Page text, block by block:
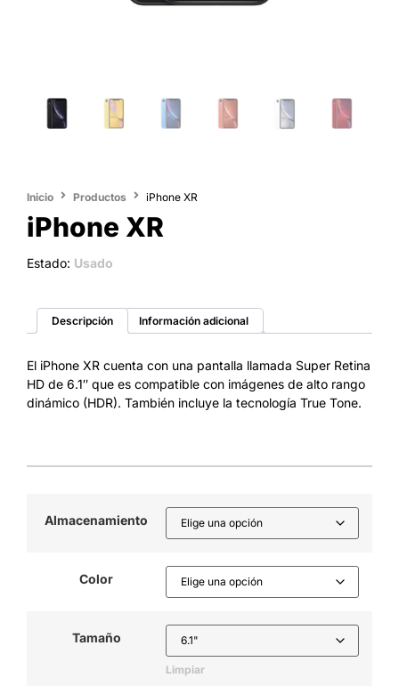
Inicio Productos iPhone XR
iPhone XR
Estado: Usado
Descripción Información adicional
El iPhone XR cuenta con una pantalla llamada Super Retina
HD ​ de 6.1″ que es compatible con imágenes de alto rango
dinámico (HDR). También incluye la tecnología True Tone.
Almacenamiento
Color
Tamaño
Limpiar